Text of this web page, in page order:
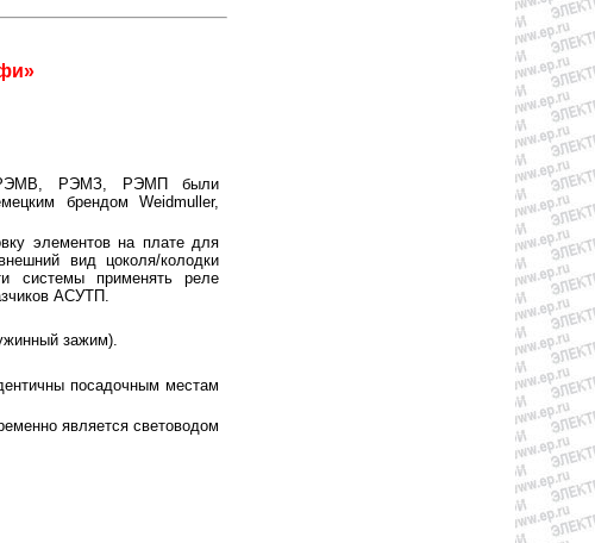
РЭМВ, РЭМЗ, РЭМП были
брендом Weidmuller,
элементов на плате для
вид цоколя/колодки
системы применять реле
АСУТП.
зажим).
посадочным местам
является световодом